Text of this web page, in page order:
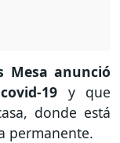
Mesa anunció
19 y que
donde está
permanente.